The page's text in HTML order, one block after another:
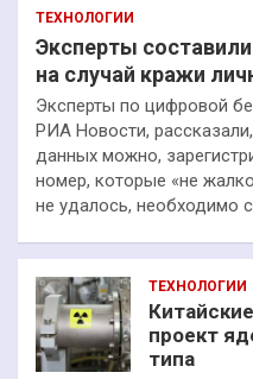
ТЕХНОЛОГИИ
Эксперты
на случай кражи
Эксперты по цифровой
РИА Новости,
данных можно,
номер, которые «не
не удалось, необходимо
ТЕХНОЛОГИИ
проект
типа